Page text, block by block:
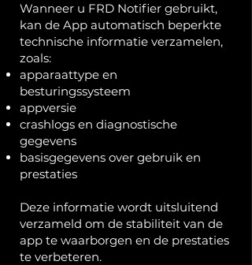
Wanneer u FRD Notifier gebruikt,
kan de App automatisch beperkte
technische informatie verzamelen,
zoals:
apparaattype en
besturingssysteem
appversie
crashlogs en diagnostische
gegevens
basisgegevens over gebruik en
prestaties
Deze informatie wordt uitsluitend
verzameld om de stabiliteit van de
app te waarborgen en de prestaties
te verbeteren.